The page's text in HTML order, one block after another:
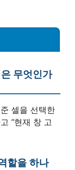
무엇인가
셀을 선택한
“현재 창 고
할을 하나